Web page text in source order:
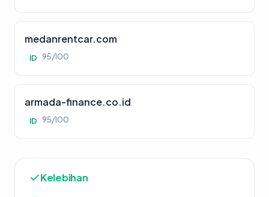
medanrentcar.com
ID 95/100
armada-finance.co.id
ID 95/100
Kelebihan